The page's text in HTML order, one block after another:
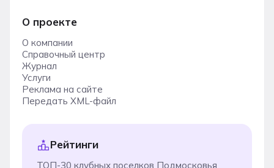
О проекте
О компании
Справочный центр
Журнал
Услуги
Реклама на сайте
Передать XML-файл
Рейтинги
ТОП-30 клубных поселков Подмосковья